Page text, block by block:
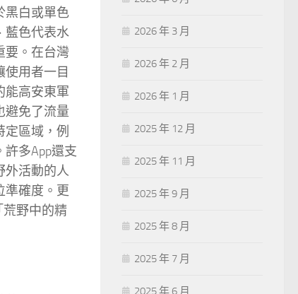
黑白或單色
藍色代表水
要。在台灣
用者一目
能高安東軍
避免了流量
區域，例
多App還支
外活動的人
準確度。更
野中的精
2026 年 3 月
2026 年 2 月
2026 年 1 月
2025 年 12 月
2025 年 11 月
2025 年 9 月
2025 年 8 月
2025 年 7 月
2025 年 6 月